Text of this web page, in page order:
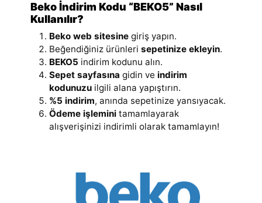
Beko İndirim Kodu “BEKO5” Nasıl
Kullanılır?
Beko web sitesine giriş yapın.
Beğendiğiniz ürünleri sepetinize ekleyin.
BEKO5 indirim kodunu alın.
Sepet sayfasına gidin ve indirim
kodunuzu ilgili alana yapıştırın.
%5 indirim, anında sepetinize yansıyacak.
Ödeme işlemini tamamlayarak
alışverişinizi indirimli olarak tamamlayın!